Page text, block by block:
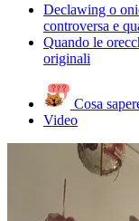
Declawing o
controversa e
Quando le
originali
Cosa
Video